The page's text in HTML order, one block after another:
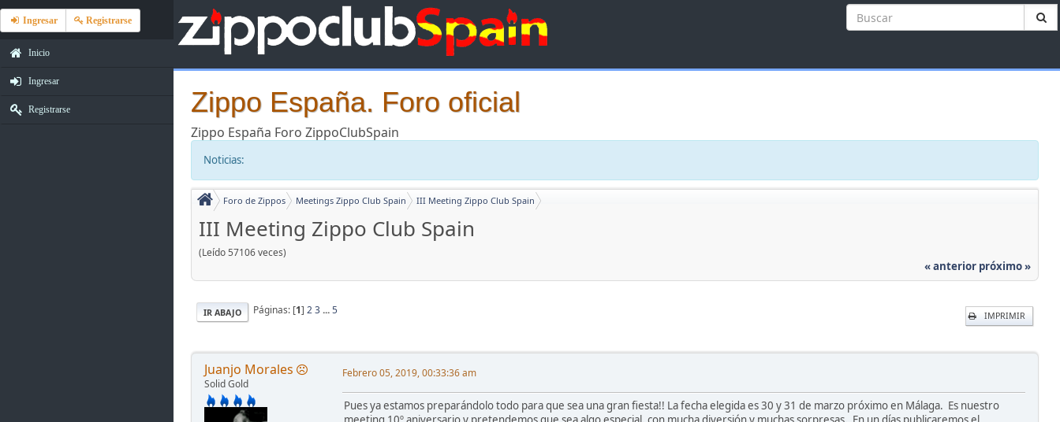
Ingresar Registrarse
Inicio
Ingresar
Registrarse Zippo España. Foro oficial
Zippo España Foro ZippoClubSpain
Noticias:
Foro de Zippos Meetings Zippo Club Spain III Meeting Zippo Club Spain
III Meeting Zippo Club Spain
(Leído 57106 veces)
« anterior próximo »
IMPRIMIR
IR ABAJO Páginas: [1]23...5
Juanjo Morales
Solid Gold
Febrero 05, 2019, 00:33:36 am
Pues ya estamos preparándolo todo para que sea una gran fiesta!! La fecha elegida es 30 y 31 de marzo próximo en Málaga. Es nuestro